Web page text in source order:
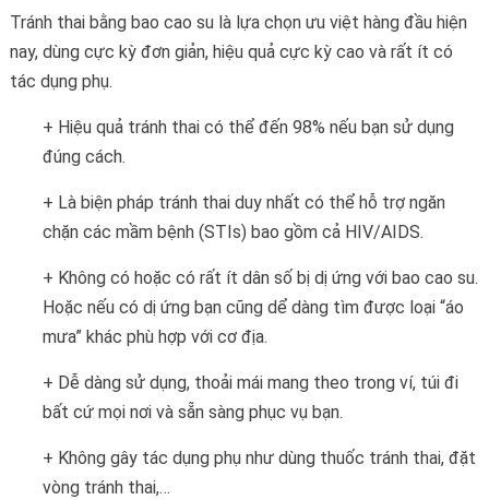
Tránh thai bằng bao cao su là lựa chọn ưu việt hàng đầu hiện
nay, dùng cực kỳ đơn giản, hiệu quả cực kỳ cao và rất ít có
tác dụng phụ.
+ Hiệu quả tránh thai có thể đến 98% nếu bạn sử dụng
đúng cách.
+ Là biện pháp tránh thai duy nhất có thể hỗ trợ ngăn
chặn các mầm bệnh (STIs) bao gồm cả HIV/AIDS.
+ Không có hoặc có rất ít dân số bị dị ứng với bao cao su.
Hoặc nếu có dị ứng bạn cũng dể dàng tìm được loại “áo
mưa” khác phù hợp với cơ địa.
+ Dễ dàng sử dụng, thoải mái mang theo trong ví, túi đi
bất cứ mọi nơi và sẵn sàng phục vụ bạn.
+ Không gây tác dụng phụ như dùng thuốc tránh thai, đặt
vòng tránh thai,…